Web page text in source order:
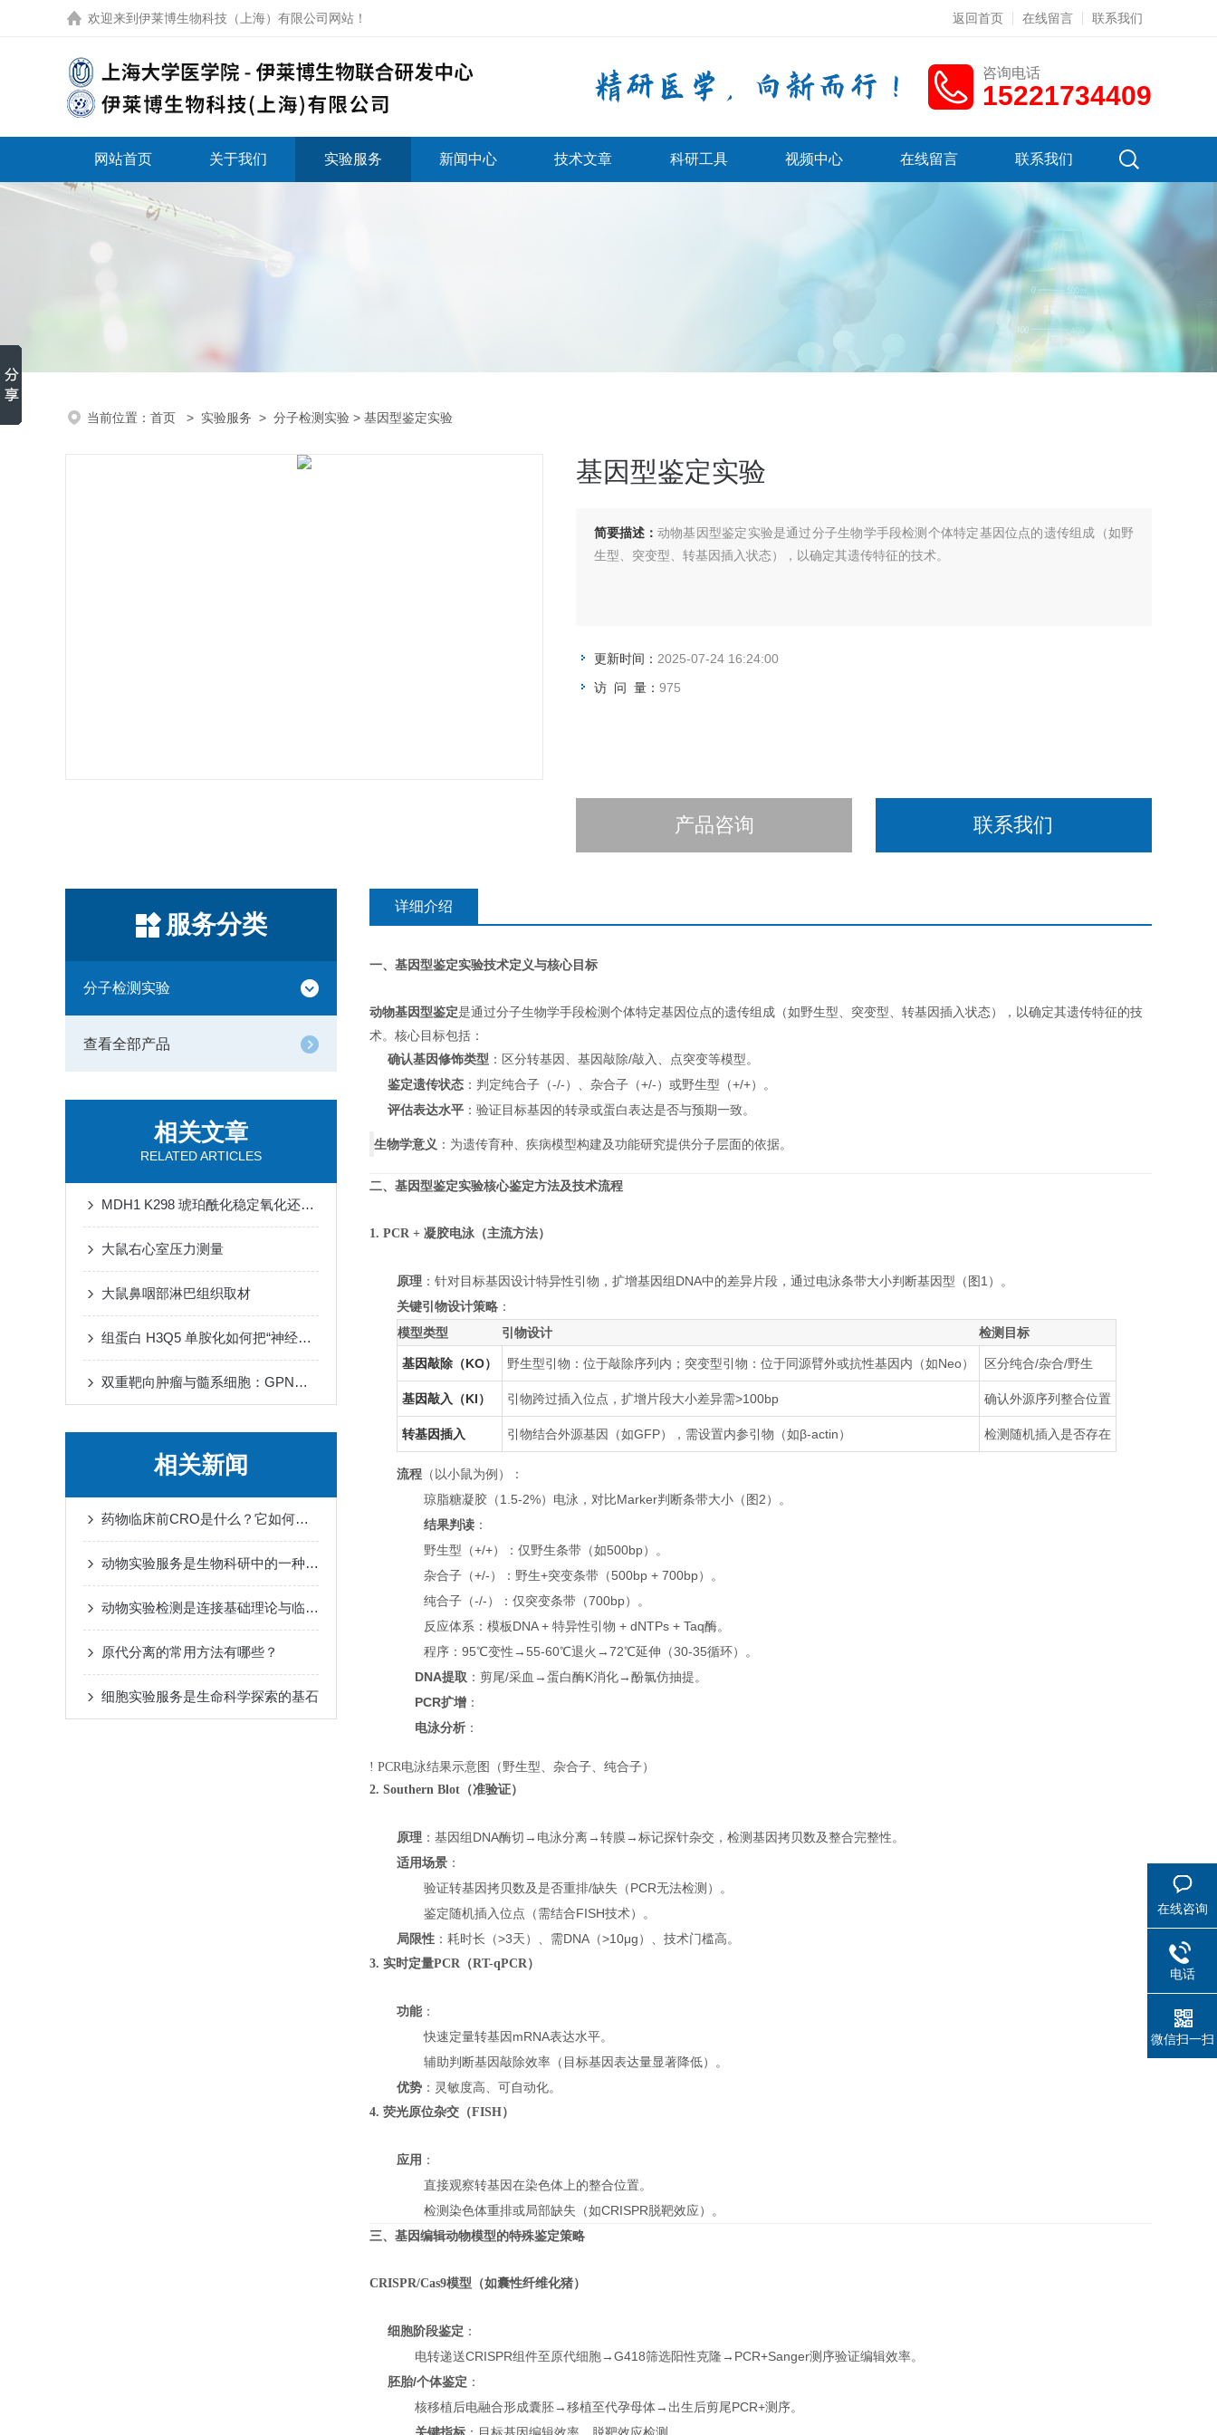
欢迎来到 伊莱博生物科技（上海）有限公司网站 ！ 返回首页 在线留言 联系我们
咨询电话
15221734409
网站首页 关于我们 实验服务 新闻中心 技术文章 科研工具 视频中心 在线留言 联系我们
当前位置： 首页 > 实验服务 > 分子检测实验 > 基因型鉴定实验
基因型鉴定实验
简要描述： 动物基因型鉴定实验是通过分子生物学手段检测个体特定基因位点的遗传组成（如野
生型、突变型、转基因插入状态），以确定其遗传特征的技术。
更新时间： 2025-07-24 16:24:00
访 问 量： 975
产品咨询 联系我们
服务分类
分子检测实验
查看全部产品
相关文章
RELATED ARTICLES
MDH1 K298 琥珀酰化稳定氧化还原稳态对抗缺血再灌注损伤心肌铁死亡
大鼠右心室压力测量
大鼠鼻咽部淋巴组织取材
组蛋白 H3Q5 单胺化如何把“神经递质波动”转译为“染色质节律”
双重靶向肿瘤与髓系细胞：GPNMB CAR-T 细胞重塑免疫微环境
相关新闻
药物临床前CRO是什么？它如何帮助新药从实验室走向人体试验？
动物实验服务是生物科研中的一种重要工作方式
动物实验检测是连接基础理论与临床应用的重要桥梁
原代分离的常用方法有哪些？
细胞实验服务是生命科学探索的基石
详细介绍
一、基因型鉴定实验技术定义与核心目标
动物基因型鉴定是通过分子生物学手段检测个体特定基因位点的遗传组成（如野生型、突变型、转基因插入状态），以确定其遗传特征的技
术。核心目标包括：
确认基因修饰类型 ：区分转基因、基因敲除/敲入、点突变等模型。
鉴定遗传状态 ：判定纯合子（-/-）、杂合子（+/-）或野生型（+/+）。
评估表达水平 ：验证目标基因的转录或蛋白表达是否与预期一致。
生物学意义 ：为遗传育种、疾病模型构建及功能研究提供分子层面的依据。
二、基因型鉴定实验核心鉴定方法及技术流程
1. PCR + 凝胶电泳（主流方法）
原理 ：针对目标基因设计特异性引物，扩增基因组DNA中的差异片段，通过电泳条带大小判断基因型（图1）。
关键引物设计策略 ：
模型类型
引物设计 检测目标
基因敲除（KO） 野生型引物：位于敲除序列内；突变型引物：位于同源臂外或抗性基因内（如Neo） 区分纯合/杂合/野生
基因敲入（KI） 引物跨过插入位点，扩增片段大小差异需>100bp 确认外源序列整合位置
转基因插入 引物结合外源基因（如GFP），需设置内参引物（如β-actin） 检测随机插入是否存在
流程 （以小鼠为例）：
琼脂糖凝胶（1.5-2%）电泳，对比Marker判断条带大小（图2）。
结果判读 ：
野生型（+/+）：仅野生条带（如500bp）。
杂合子（+/-）：野生+突变条带（500bp + 700bp）。
纯合子（-/-）：仅突变条带（700bp）。
反应体系：模板DNA + 特异性引物 + dNTPs + Taq酶。
程序：95℃变性→55-60℃退火→72℃延伸（30-35循环）。
DNA提取 ：剪尾/采血→蛋白酶K消化→酚氯仿抽提。
PCR扩增 ：
电泳分析 ：
! PCR电泳结果示意图（野生型、杂合子、纯合子）
2. Southern Blot（准验证）
原理 ：基因组DNA酶切→电泳分离→转膜→标记探针杂交，检测基因拷贝数及整合完整性。
适用场景 ：
验证转基因拷贝数及是否重排/缺失（PCR无法检测）。
鉴定随机插入位点（需结合FISH技术）。
局限性 ：耗时长（>3天）、需DNA（>10μg）、技术门槛高。
3. 实时定量PCR（RT-qPCR）
功能：
快速定量转基因mRNA表达水平。
辅助判断基因敲除效率（目标基因表达量显著降低）。
优势 ：灵敏度高、可自动化。
4. 荧光原位杂交（FISH）
应用 ：
直接观察转基因在染色体上的整合位置。
检测染色体重排或局部缺失（如CRISPR脱靶效应）。
三、基因编辑动物模型的特殊鉴定策略
CRISPR/Cas9模型（如囊性纤维化猪）
细胞阶段鉴定 ：
电转递送CRISPR组件至原代细胞→G418筛选阳性克隆→PCR+Sanger测序验证编辑效率。
胚胎/个体鉴定 ：
核移植后电融合形成囊胚→移植至代孕母体→出生后剪尾PCR+测序。
关键指标 ：目标基因编辑效率、脱靶效应检测。
在线咨询
电话
微信扫一扫